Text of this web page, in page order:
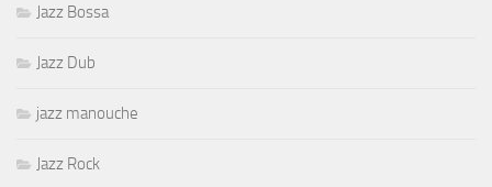
Jazz Bossa
Jazz Dub
jazz manouche
Jazz Rock